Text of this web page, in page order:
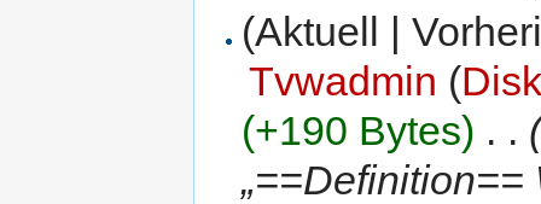
(Aktuell |
Tvwadmin (
(+190 Bytes) . .